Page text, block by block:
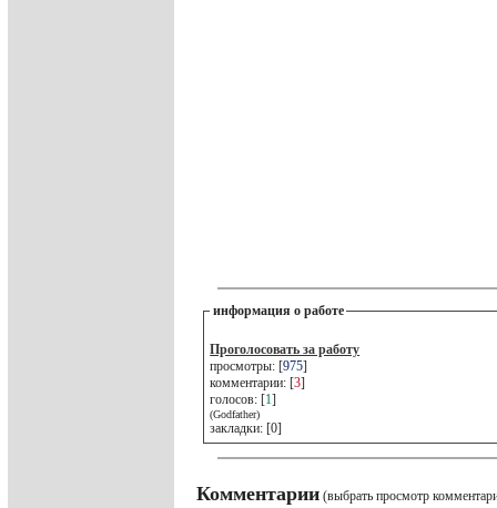
информация о работе
Проголосовать за работу
просмотры: [975]
комментарии: [3]
голосов: [1]
(Godfather)
закладки: [0]
Комментарии (выбрать просмотр